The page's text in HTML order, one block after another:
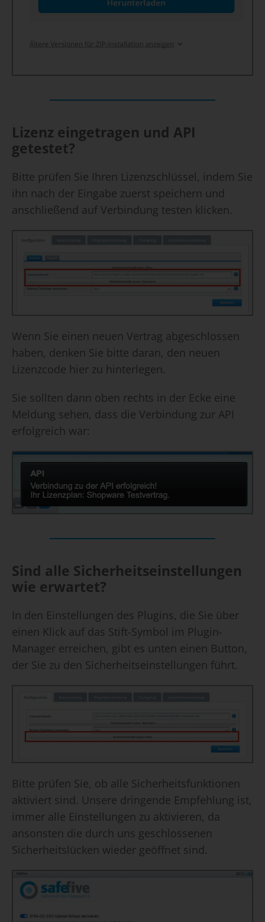
Lizenz eingetragen und API
getestet?
Bitte prüfen Sie Ihren Lizenzschlüssel, indem Sie
ihn nach der Eingabe zuerst speichern und
anschließend auf Verbindung testen klicken.
Wenn Sie einen neuen Vertrag abgeschlossen
haben, denken Sie bitte daran, den neuen
Lizenzcode hier zu hinterlegen.
Sie sollten dann oben rechts in der Ecke eine
Meldung sehen, dass die Verbindung zur API
erfolgreich war:
Sind alle Sicherheitseinstellungen
wie erwartet?
In den Einstellungen des Plugins, die Sie über
einen Klick auf das Stift-Symbol im Plugin-
Manager erreichen, gibt es unten einen Button,
der Sie zu den Sicherheitseinstellungen führt.
Bitte prüfen Sie, ob alle Sicherheitsfunktionen
aktiviert sind. Unsere dringende Empfehlung ist,
immer alle Einstellungen zu aktivieren, da
ansonsten die durch uns geschlossenen
Sicherheitslücken wieder geöffnet sind.